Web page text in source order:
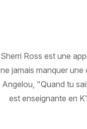
Sherri Ross est une
ne jamais manquer
Angelou, "Quand tu
est enseignante en